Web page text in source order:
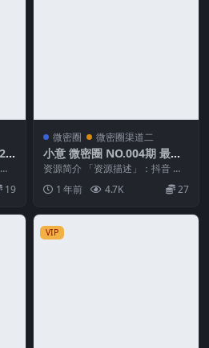
19
微密圈 微密圈渠道二
小意 微密圈 NO.004期 最新
至：2025.3.20
资源简介 「资源描述」：抖音 小
意 微密圈 NO.004期 【9P2V】最
新至：...
1 年前 4.7K 27
VIP